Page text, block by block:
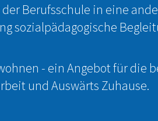
Berufsschule in eine
sozialpädagogische
- ein Angebot für die
und Auswärts Zuhause.